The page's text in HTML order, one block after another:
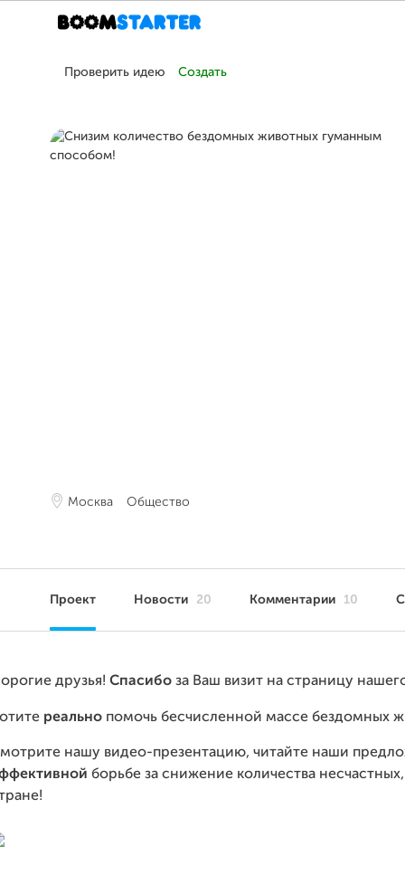
Проверить идею Создать
Москва Общество
Проект Новости 20 Комментарии 10
друзья! Спасибо за Ваш визит на страницу
реально помочь бесчисленной массе бездомных
нашу видео-презентацию, читайте наши
борьбе за снижение количества